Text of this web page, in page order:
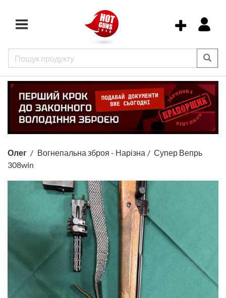
Олег Вогнепальна зброя - Нарізна
Супер Вепрь
308win